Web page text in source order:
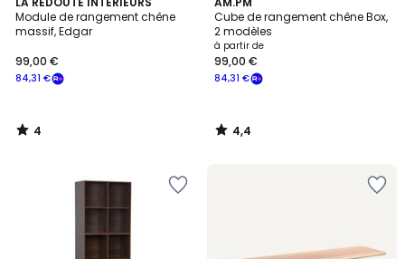
Module de rangement chêne
massif, Edgar
84,31 €
99,00 €
/
5
4
/
Cube de rangement chêne Box,
2 modèles
à partir de
84,31 €
99,00 €
/ 5
4,4
/